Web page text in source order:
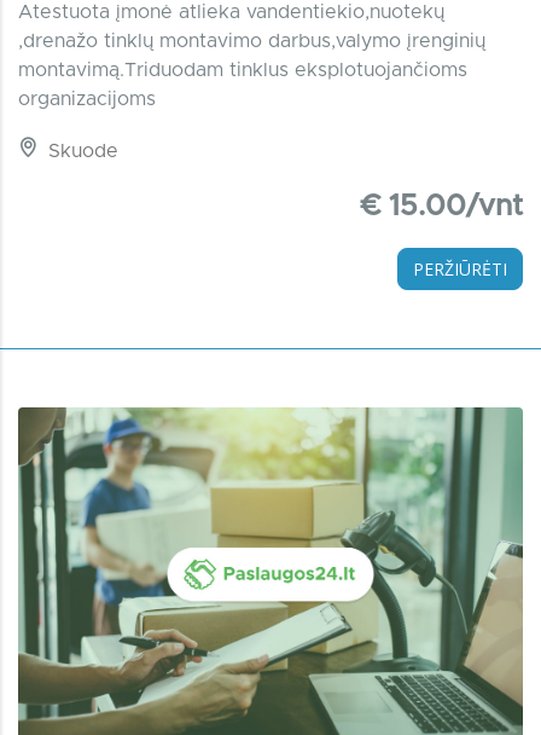
Atestuota įmonė atlieka vandentiekio,nuotekų
,drenažo tinklų montavimo darbus,valymo įrenginių
montavimą.Triduodam tinklus eksplotuojančioms
organizacijoms
Skuode
€ 15.00/vnt
PERŽIŪRĖTI